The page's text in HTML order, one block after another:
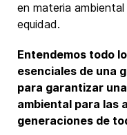
en materia
equidad.
Entendemos todo
esenciales de una
para garantizar
ambiental para las
generaciones de